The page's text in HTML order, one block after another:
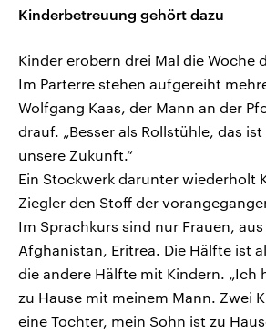
Kinderbetreuung gehört dazu
Kinder erobern drei Mal die Woche
Im Parterre stehen aufgereiht
Wolfgang Kaas, der Mann an der
drauf. „Besser als Rollstühle, das
unsere Zukunft.“
Ein Stockwerk darunter wiederholt
Ziegler den Stoff der
Im Sprachkurs sind nur Frauen,
Afghanistan, Eritrea. Die Hälfte ist
die andere Hälfte mit Kindern. „Ich
zu Hause mit meinem Mann. Zwei
eine Tochter, mein Sohn ist zu